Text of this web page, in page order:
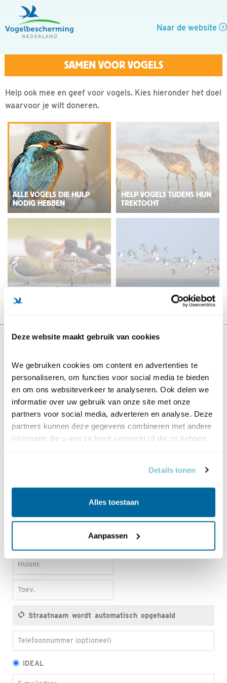
Deze website maakt gebruik van cookies
We gebruiken cookies om content en advertenties te
personaliseren, om functies voor social media te bieden
en om ons websiteverkeer te analyseren. Ook delen we
informatie over uw gebruik van onze site met onze
partners voor social media, adverteren en analyse. Deze
partners kunnen deze gegevens combineren met andere
informatie die u aan ze heeft verstrekt of die ze hebben
Details tonen
Alles toestaan
Aanpassen
Naar de website
Help ook mee en geef voor vogels. Kies hieronder het doel
waarvoor je wilt doneren.
ALLE VOGELS DIE HULP
NODIG HEBBEN
HELP VOGELS TIJDENS HUN
TREKTOCHT
WEIDEVOGELS
NATUURGEBIEDEN
Vogels beschermen doen we samen. Van achtertuin
tot ver in Afrika. Help ook een handje mee en doneer
nu voor vogels en hun leefgebieden.
€ 5
€ 20 € 50 Anders, nl.
TitelDe heer Mevrouw
Tussenv.
Huisnr.
Toev.
Telefoonnummer (optioneel)
IDEAL